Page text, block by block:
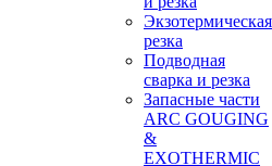
Экзотермическая
резка
Подводная
сварка и резка
Запасные части
ARC GOUGING
&
EXOTHERMIC